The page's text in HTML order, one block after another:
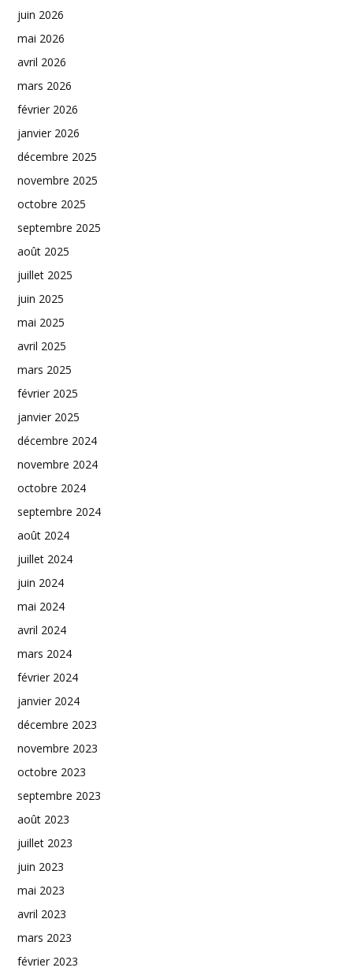
juin 2026
mai 2026
avril 2026
mars 2026
février 2026
janvier 2026
décembre 2025
novembre 2025
octobre 2025
septembre 2025
août 2025
juillet 2025
juin 2025
mai 2025
avril 2025
mars 2025
février 2025
janvier 2025
décembre 2024
novembre 2024
octobre 2024
septembre 2024
août 2024
juillet 2024
juin 2024
mai 2024
avril 2024
mars 2024
février 2024
janvier 2024
décembre 2023
novembre 2023
octobre 2023
septembre 2023
août 2023
juillet 2023
juin 2023
mai 2023
avril 2023
mars 2023
février 2023